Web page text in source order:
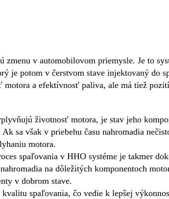
zmenu v automobilovom priemysle. Je to
je potom v čerstvom stave injektovaný do
motora a efektívnosť paliva, ale má tiež
životnosť motora, je stav jeho
sa však v priebehu času nahromadia
motora.
spaľovania v HHO systéme je takmer
na dôležitých komponentoch
v dobrom stave.
spaľovania, čo vedie k lepšej